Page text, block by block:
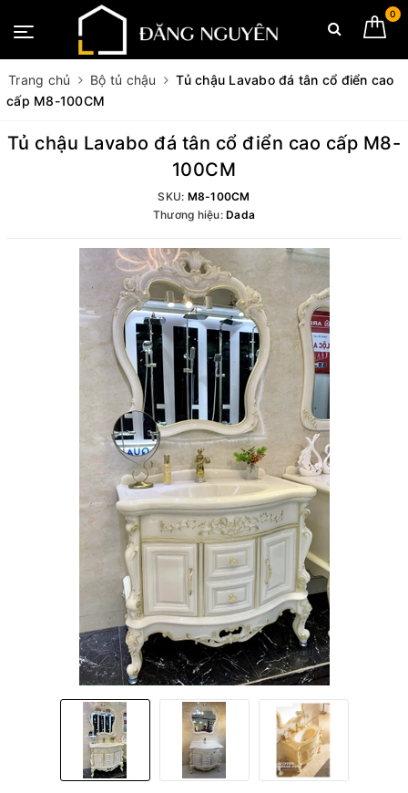
0
Trang chủ Bộ tủ chậu
Tủ chậu Lavabo đá tân cổ điển cao
cấp M8-100CM
Tủ chậu Lavabo đá tân cổ điển cao cấp M8-
100CM
SKU: M8-100CM
Thương hiệu:Dada